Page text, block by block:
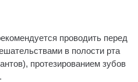
проводить перед
в полости рта
протезированием зубов